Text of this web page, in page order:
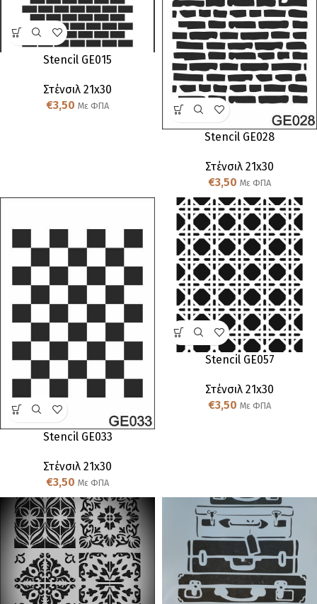
Stencil GE015
Στένσιλ 21x30
€3,50 Με ΦΠΑ
Stencil GE028
Στένσιλ 21x30
€3,50 Με ΦΠΑ
Stencil GE033
Στένσιλ 21x30
€3,50 Με ΦΠΑ
Stencil GE057
Στένσιλ 21x30
€3,50 Με ΦΠΑ